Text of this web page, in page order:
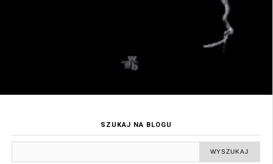
SZUKAJ NA BLOGU